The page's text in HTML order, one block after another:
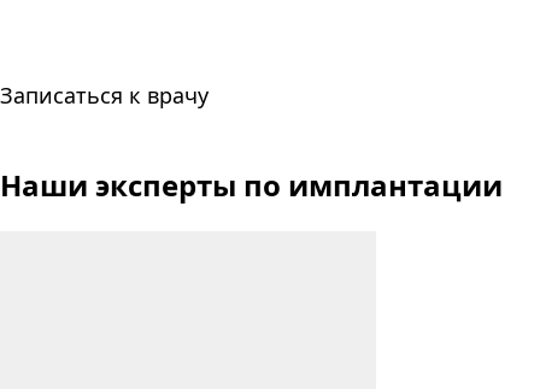
Записаться к врачу
Наши эксперты по имплантации